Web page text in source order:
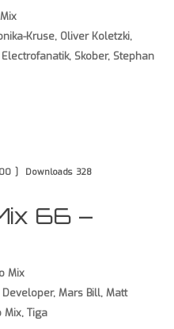
Kruse, Oliver Koletzki,
Electrofanatik, Skober, Stephan
] Downloads 328
66 –
Mix
Developer, Mars Bill, Matt
Mix, Tiga